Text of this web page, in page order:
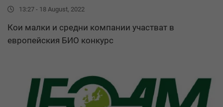
13:27 - 18 August, 2022
Кои малки и средни компании участват в
европейския БИО конкурс